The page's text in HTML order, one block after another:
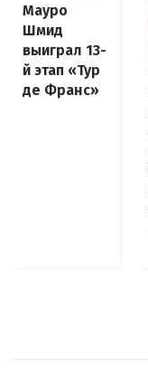
Мауро
Шмид
выиграл 13-
й этап «Тур
де Франс»